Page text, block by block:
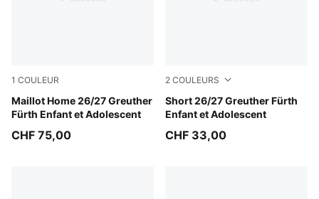
1 COULEUR
Maillot Home 26/27 Greuther
Fürth Enfant et Adolescent
Sugared Almond-Alpine Snow
CHF 75,00
2 COULEURS
Short 26/27 Greuther Fürth
Enfant et Adolescent
Power Green-Sugared
CHF 33,00